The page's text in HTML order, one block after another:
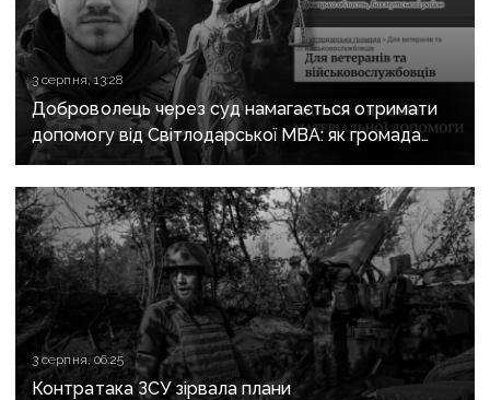
3 серпня, 13:28
Доброволець через суд намагається отримати
допомогу від Світлодарської МВА: як громада
руйнує довіру до влади
3 серпня, 06:25
Контратака ЗСУ зірвала плани